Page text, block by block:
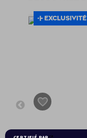
EXCLUSIVITÉ